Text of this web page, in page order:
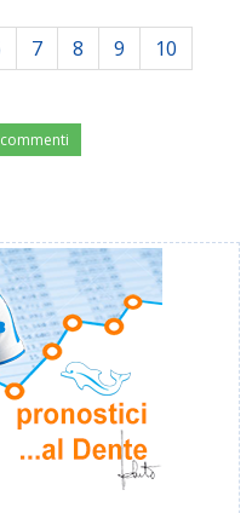
7 8 9 10